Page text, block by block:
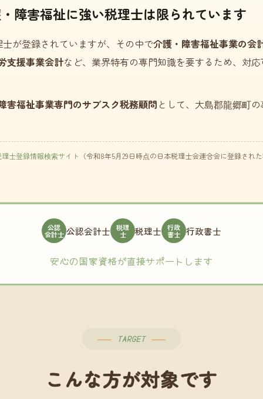
障害福祉に強い税理士は限られています
が登録されていますが、その中で介護・障害福祉事業の会
支援事業会計など、業界特有の専門知識を要するため、対
害福祉事業専門のサブスク税務顧問 として、大島郡龍郷町
士登録情報検索サイト （令和8年5月29日時点の日本税理士会連合会に登録され
公認
会計士 公認会計士 税理
士 税理士 行政
書士 行政書士
安心の国家資格が直接サポートします
TARGET
こんな方が対象です